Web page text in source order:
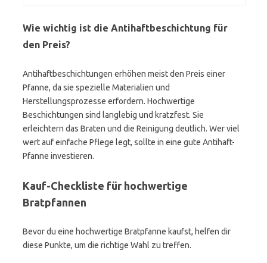
Wie wichtig ist die Antihaftbeschichtung für
den Preis?
Antihaftbeschichtungen erhöhen meist den Preis einer
Pfanne, da sie spezielle Materialien und
Herstellungsprozesse erfordern. Hochwertige
Beschichtungen sind langlebig und kratzfest. Sie
erleichtern das Braten und die Reinigung deutlich. Wer viel
wert auf einfache Pflege legt, sollte in eine gute Antihaft-
Pfanne investieren.
Kauf-Checkliste für hochwertige
Bratpfannen
Bevor du eine hochwertige Bratpfanne kaufst, helfen dir
diese Punkte, um die richtige Wahl zu treffen.